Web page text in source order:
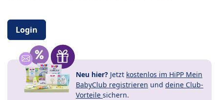
Login
Neu hier? Jetzt kostenlos im HiPP Mein
BabyClub registrieren und deine Club-
Vorteile sichern.